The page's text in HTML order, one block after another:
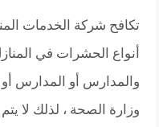
أنواع الحشرات في
والمدارس أو المدارس
وزارة الصحة ، لذلك لا